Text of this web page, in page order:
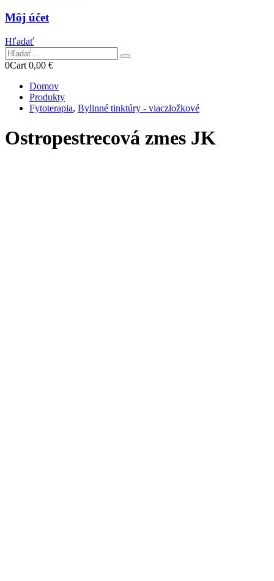
Môj účet
Hľadať
0Cart 0,00 €
Domov
Produkty
Fytoterapia, Bylinné tinktúry - viaczložkové
Ostropestrecová zmes JK